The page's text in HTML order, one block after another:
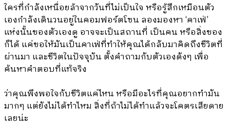
ใครที่กำลังเหนื่อยล้าจากวันที่ไม่เป็นใจ หรือรู้สึกเหมือนตัว
เองกำลังเดินวนอยู่ในคอมฟอร์ตโซน ลองมองหา ‘คาเฟ่’
แห่งนั้นของตัวเองดู อาจจะเป็นสถานที่ เป็นคน หรือสิ่งของ
ก็ได้ แค่ขอให้มันเป็นคาเฟ่ที่ทำให้คุณได้กลับมาคิดถึงชีวิตที่
ผ่านมา และชีวิตในปัจจุบัน ตั้งคำถามกับตัวเองดังๆ เพื่อ
ค้นหาคำตอบที่แท้จริง
ว่าคุณพึงพอใจกับชีวิตแค่ไหน หรือมีอะไรที่คุณอยากทำมัน
มากๆ แต่ยังไม่ได้ทำไหม สิ่งที่ถ้าไม่ได้ทำแล้วจะโคตรเสียดาย
เลยน่ะ